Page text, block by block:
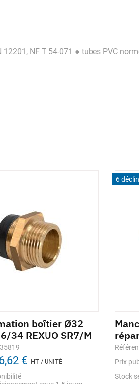
NF T 54-071 ● tubes PVC
boîtier Ø32
34 REXUO SR7/M
€ HT / UNITÉ
6
Prix
Stock